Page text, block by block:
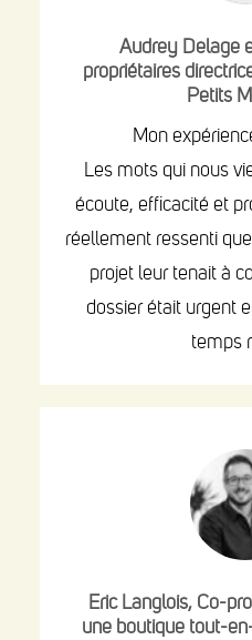
Audrey Delage
propriétaires
Petits
Mon
Les mots qui nous
écoute, efficacité et
réellement ressenti
projet leur tenait à
dossier était urgent
temps
Eric Langlois, Co-
une boutique tout-